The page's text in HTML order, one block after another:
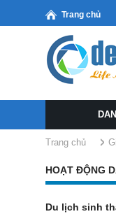
Trang chủ
Trang chủ
HOẠT ĐỘNG
Du lịch sinh